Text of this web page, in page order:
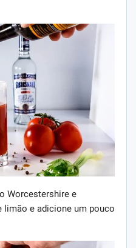
Worcestershire e
limão e adicione um pouco